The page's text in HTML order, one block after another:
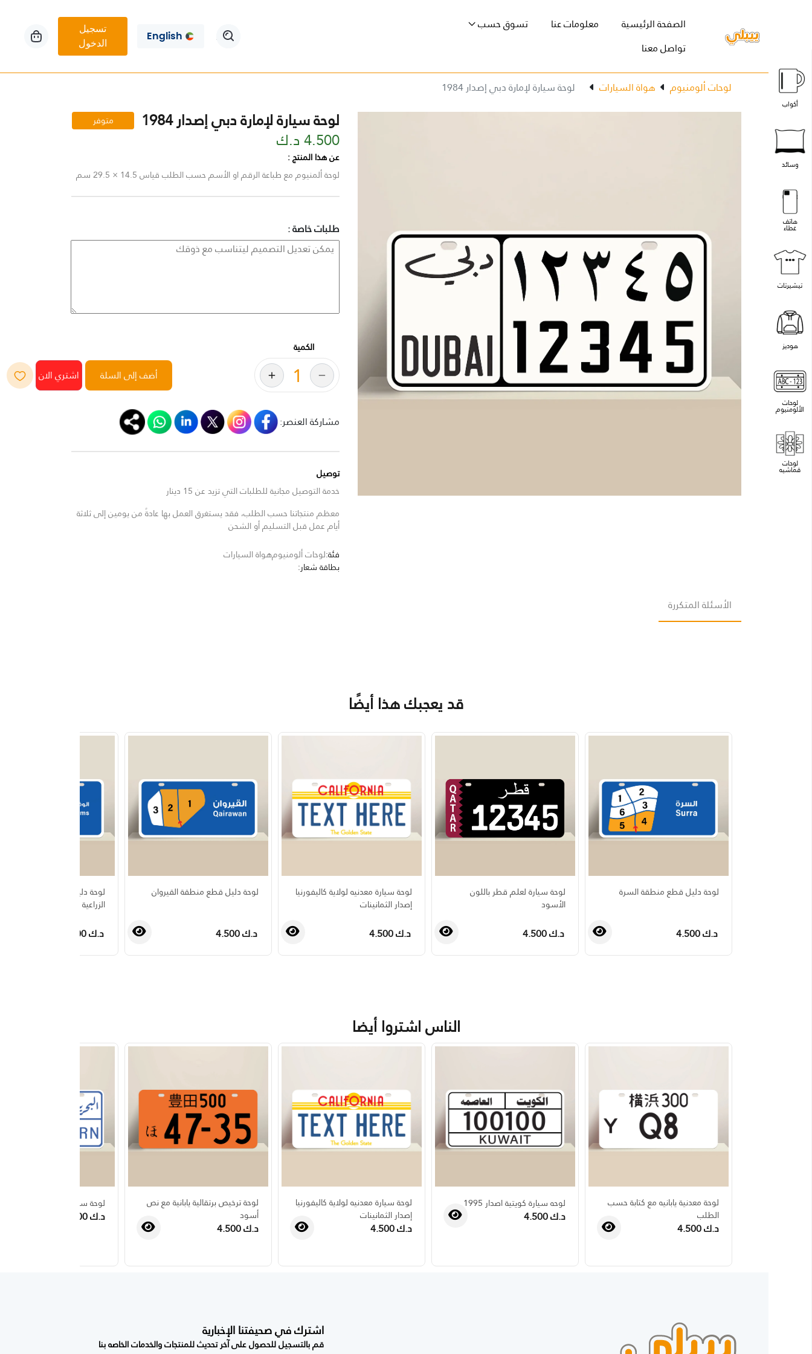
أكواب
وسائد
هاتف
غطاء
تيشيرتات
هوديز
لوحات
الألومنيوم
لوحات
قماشيه
الصفحة الرئيسية
(current) معلومات عنا
تسوق حسب
تواصل معنا
English
تسجيل
الدخول
لوحات ألومنيوم هواة السيارات لوحة سيارة لإمارة دبي إصدار 1984
لوحة سيارة لإمارة دبي إصدار 1984 متوفر
4.500 د.ك
عن هذا المنتج :
لوحة ألمنيوم مع طباعة الرقم او الأسم حسب الطلب قياس 14.5 × 29.5 سم
طلبات خاصة :
الكمية
أضف إلى السلة
مشاركة العنصر:
توصيل
خدمة التوصيل مجانية للطلبات التي تزيد عن 15 دينار
معظم منتجاتنا حسب الطلب، فقد يستغرق العمل بها عادةً من يومين إلى ثلاثة
أيام عمل قبل التسليم أو الشحن
فئة:لوحات ألومنيومهواة السيارات
بطاقة شعار:
الأسئلة المتكررة
قد يعجبك هذا أيضًا
لوحة دليل قطع منطقة السرة
د.ك 4.500
لوحة سيارة لعلم قطر باللون
الأسود
د.ك 4.500
لوحة سيارة معدنيه لولاية كاليفورنيا
إصدار الثمانينات
د.ك 4.500
لوحة دليل قطع منطقة القيروان
د.ك 4.500
لوحة دليل قطع منطقة الوفرة
الزراعية
د.ك 4.500
الناس اشتروا أيضا
لوحة معدنية يابانيه مع كتابة حسب
الطلب
د.ك 4.500
لوحه سيارة كويتية اصدار 1995
د.ك 4.500
لوحة سيارة معدنيه لولاية كاليفورنيا
إصدار الثمانينات
د.ك 4.500
لوحة ترخيص برتقالية يابانية مع نص
أسود
د.ك 4.500
لوحة سيارة بحرينبه لعام 1993
د.ك 4.500
اشترك في صحيفتنا الإخبارية
قم بالتسجيل للحصول على آخر تحديث للمنتجات والخدمات الخاصه بنا